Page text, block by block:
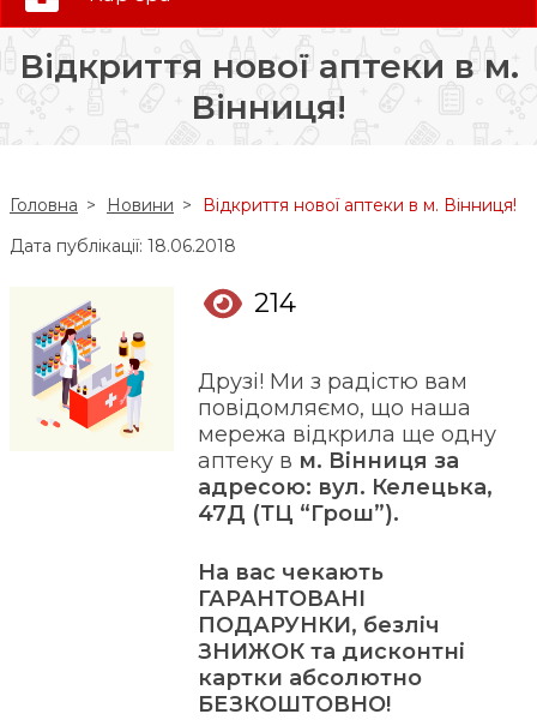
Слідкуй за нами:
Відкриття нової аптеки в м.
Вінниця!
Головна Новини
Відкриття нової аптеки в м. Вінниця!
Дата публікації: 18.06.2018
214
Друзі! Ми з радістю вам
повідомляємо, що наша
мережа відкрила ще одну
аптеку в м. Вінниця за
адресою: вул. Келецька,
47Д (ТЦ “Грош”).
На вас чекають
ГАРАНТОВАНІ
ПОДАРУНКИ, безліч
ЗНИЖОК та дисконтні
картки абсолютно
БЕЗКОШТОВНО!